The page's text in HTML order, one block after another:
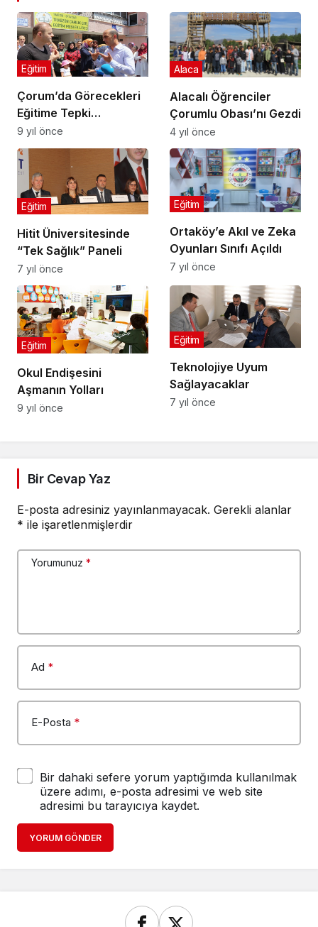
Çorum’da Görecekleri
Eğitime Tepki
Gösterdiler
Eğitim
9 yıl önce
Alacalı Öğrenciler
Çorumlu Obası’nı Gezdi
Alaca
4 yıl önce
Hitit Üniversitesinde
“Tek Sağlık” Paneli
Eğitim
7 yıl önce
Ortaköy’e Akıl ve Zeka
Oyunları Sınıfı Açıldı
Eğitim
7 yıl önce
Okul Endişesini
Aşmanın Yolları
Eğitim
9 yıl önce
Teknolojiye Uyum
Sağlayacaklar
Eğitim
7 yıl önce
Bir Cevap Yaz
E-posta adresiniz yayınlanmayacak. Gerekli alanlar
* ile işaretlenmişlerdir
Yorumunuz *
Ad *
E-Posta *
Bir dahaki sefere yorum yaptığımda kullanılmak
üzere adımı, e-posta adresimi ve web site
adresimi bu tarayıcıya kaydet.
YORUM GÖNDER